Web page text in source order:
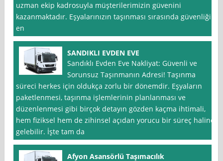
uzman ekip kadrosuyla müşterilerimizin güvenini
kazanmaktadır. Eşyalarınızın taşınması sırasında güvenliği
en
SANDIKLI EVDEN EVE
Sandıklı Evden Eve Nakliyat: Güvenli ve
Sorunsuz Taşınmanın Adresi! Taşınma
süreci herkes için oldukça zorlu bir dönemdir. Eşyaların
paketlenmesi, taşınma işlemlerinin planlanması ve
düzenlenmesi gibi birçok detayın gözden kaçma ihtimali,
hem fiziksel hem de zihinsel açıdan yorucu bir süreç haline
gelebilir. İşte tam da
Afyon Asansörlü Taşımacılık